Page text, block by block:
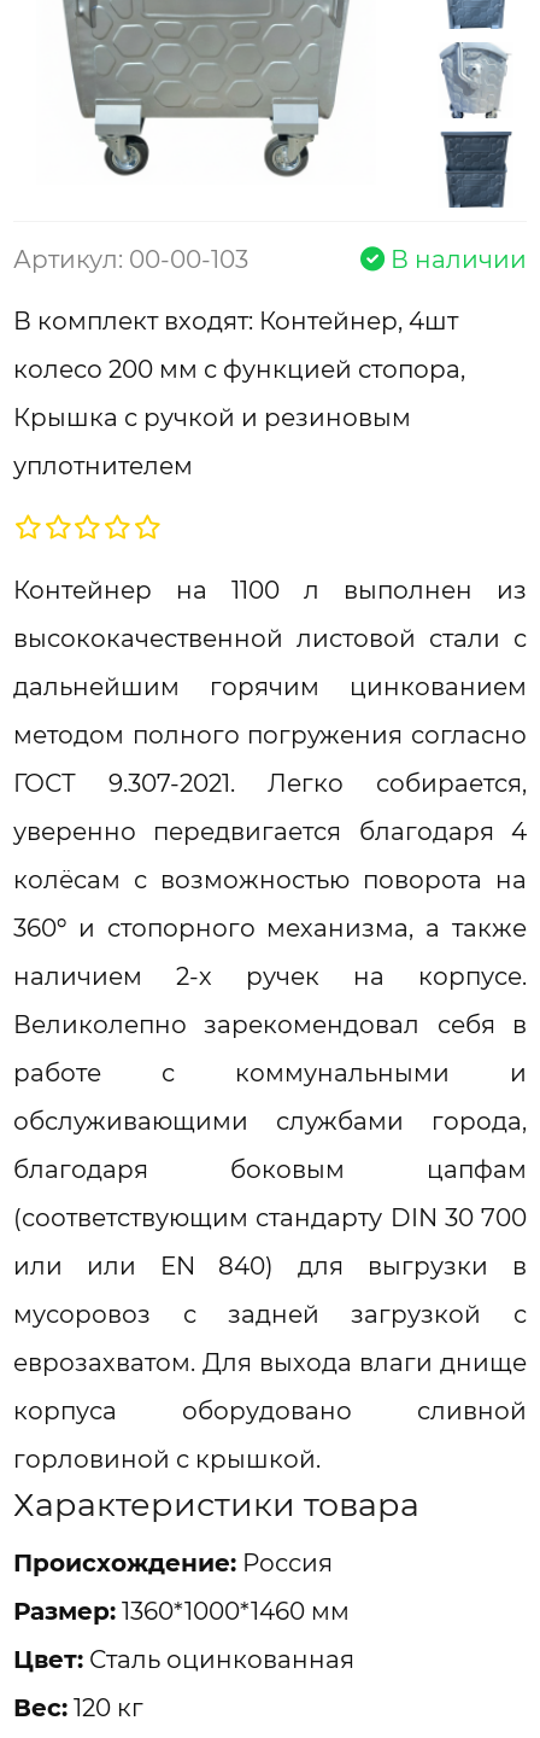
Артикул: 00-00-103 В наличии
В комплект входят: Контейнер, 4шт
колесо 200 мм с функцией стопора,
Крышка с ручкой и резиновым
уплотнителем
Контейнер на 1100 л выполнен из
высококачественной листовой стали с
дальнейшим горячим цинкованием
методом полного погружения согласно
ГОСТ 9.307-2021. Легко собирается,
уверенно передвигается благодаря 4
колёсам с возможностью поворота на
360º и стопорного механизма, а также
наличием 2-х ручек на корпусе.
Великолепно зарекомендовал себя в
работе с коммунальными и
обслуживающими службами города,
благодаря боковым цапфам
(соответствующим стандарту DIN 30 700
или или EN 840) для выгрузки в
мусоровоз с задней загрузкой с
еврозахватом. Для выхода влаги днище
корпуса оборудовано сливной
горловиной с крышкой.
Характеристики товара
Проиcхождение: Россия
Размер: 1360*1000*1460 мм
Цвет: Сталь оцинкованная
Вес: 120 кг